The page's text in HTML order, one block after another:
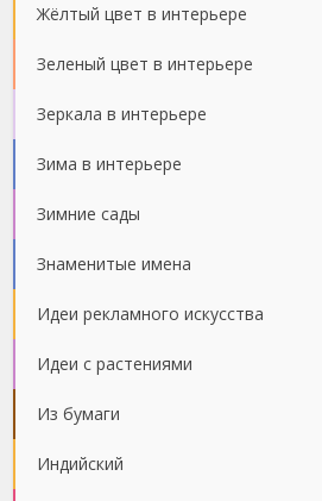
Жёлтый цвет в интерьере
Зеленый цвет в интерьере
Зеркала в интерьере
Зима в интерьере
Зимние сады
Знаменитые имена
Идеи рекламного искусства
Идеи с растениями
Из бумаги
Индийский